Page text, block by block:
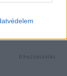
0 hozzászólás